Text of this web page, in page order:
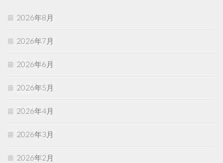
2026年8月
2026年7月
2026年6月
2026年5月
2026年4月
2026年3月
2026年2月